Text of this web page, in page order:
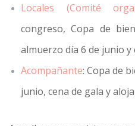
Locales (Comité
congreso, Copa de
almuerzo día 6 de junio y
Acompañante: Copa de
junio, cena de gala y